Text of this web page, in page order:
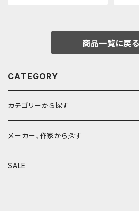
商品一覧に戻る
CATEGORY
カテゴリーから探す
鉛筆
鉛筆補助軸
メーカー、作家から探す
590&Co.
SALE